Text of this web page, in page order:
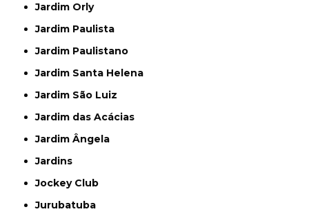
Jardim Orly
Jardim Paulista
Jardim Paulistano
Jardim Santa Helena
Jardim São Luiz
Jardim das Acácias
Jardim Ângela
Jardins
Jockey Club
Jurubatuba